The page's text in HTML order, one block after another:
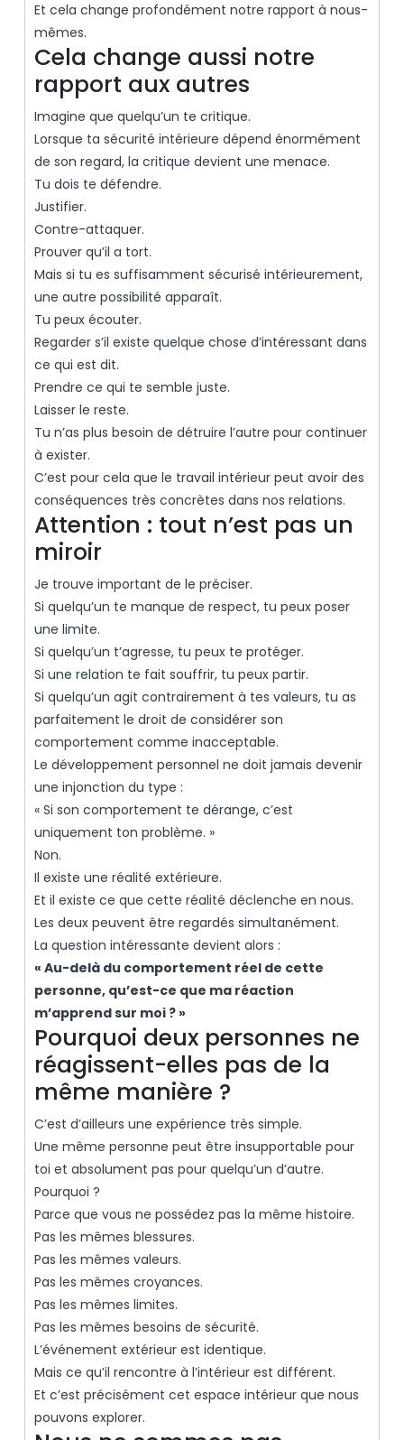
Et cela change profondément notre rapport à nous-
mêmes.
Cela change aussi notre
rapport aux autres
Imagine que quelqu’un te critique.
Lorsque ta sécurité intérieure dépend énormément
de son regard, la critique devient une menace.
Tu dois te défendre.
Justifier.
Contre-attaquer.
Prouver qu’il a tort.
Mais si tu es suffisamment sécurisé intérieurement,
une autre possibilité apparaît.
Tu peux écouter.
Regarder s’il existe quelque chose d’intéressant dans
ce qui est dit.
Prendre ce qui te semble juste.
Laisser le reste.
Tu n’as plus besoin de détruire l’autre pour continuer
à exister.
C’est pour cela que le travail intérieur peut avoir des
conséquences très concrètes dans nos relations.
Attention : tout n’est pas un
miroir
Je trouve important de le préciser.
Si quelqu’un te manque de respect, tu peux poser
une limite.
Si quelqu’un t’agresse, tu peux te protéger.
Si une relation te fait souffrir, tu peux partir.
Si quelqu’un agit contrairement à tes valeurs, tu as
parfaitement le droit de considérer son
comportement comme inacceptable.
Le développement personnel ne doit jamais devenir
une injonction du type :
« Si son comportement te dérange, c’est
uniquement ton problème. »
Non.
Il existe une réalité extérieure.
Et il existe ce que cette réalité déclenche en nous.
Les deux peuvent être regardés simultanément.
La question intéressante devient alors :
« Au-delà du comportement réel de cette
personne, qu’est-ce que ma réaction
m’apprend sur moi ? »
Pourquoi deux personnes ne
réagissent-elles pas de la
même manière ?
C’est d’ailleurs une expérience très simple.
Une même personne peut être insupportable pour
toi et absolument pas pour quelqu’un d’autre.
Pourquoi ?
Parce que vous ne possédez pas la même histoire.
Pas les mêmes blessures.
Pas les mêmes valeurs.
Pas les mêmes croyances.
Pas les mêmes limites.
Pas les mêmes besoins de sécurité.
L’événement extérieur est identique.
Mais ce qu’il rencontre à l’intérieur est différent.
Et c’est précisément cet espace intérieur que nous
pouvons explorer.